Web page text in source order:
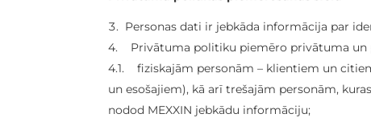
Personas dati ir jebkāda informācija par
4. Privātuma politiku piemēro privātuma un
4.1. fiziskajām personām – klientiem un
un esošajiem), kā arī trešajām personām,
nodod MEXXIN jebkādu informāciju;